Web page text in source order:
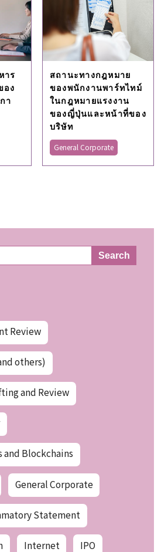
าร
อง
า
สถานะทางกฎหมาย
ของพนักงานพาร์ทไทม์
ในกฎหมายแรงงาน
ของญี่ปุ่นและหน้าที่ของ
บริษัท
General Corporate
Search
Review
others)
and Review
and Blockchains
General Corporate
Statement
Internet IPO